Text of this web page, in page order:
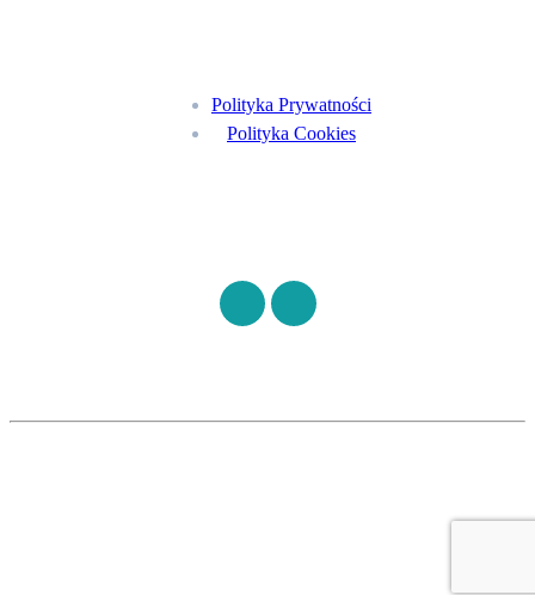
Polityka Prywatności
Polityka Cookies